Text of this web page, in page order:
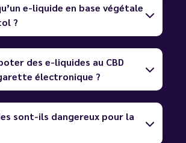
e-liquide en base végétale
?
des e-liquides au CBD
électronique ?
sont-ils dangereux pour la